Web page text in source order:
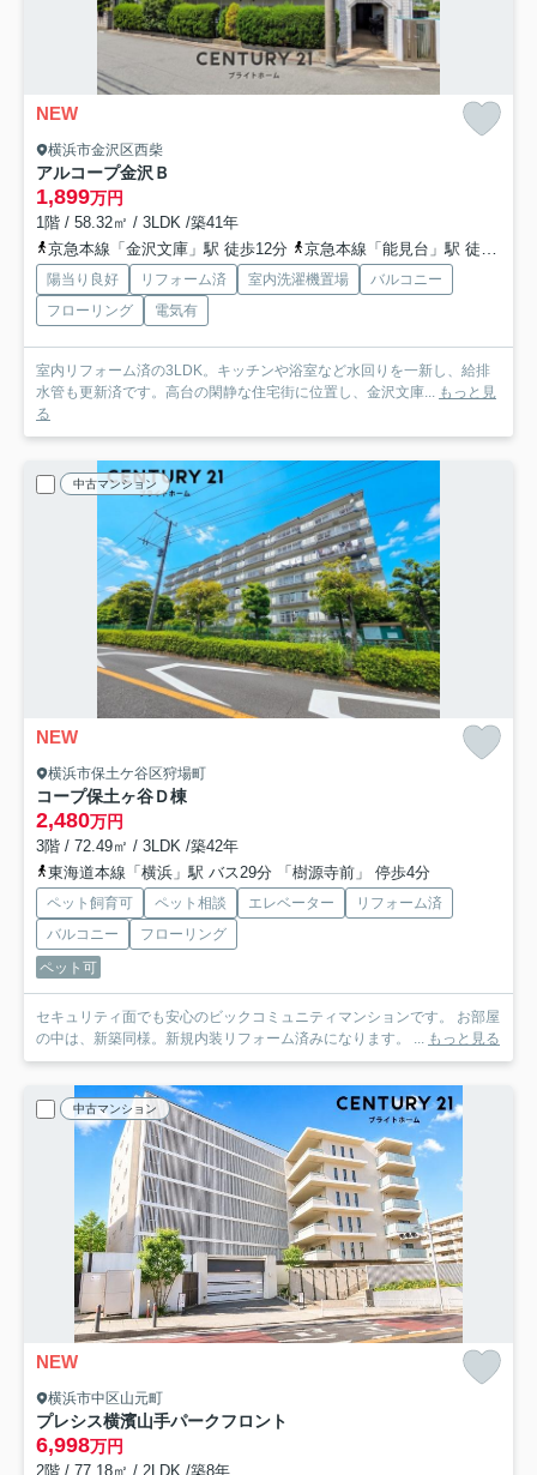
NEW
横浜市金沢区西柴
アルコープ金沢Ｂ
1,899万円
1階 / 58.32㎡ / 3LDK /築41年
京急本線「金沢文庫」駅 徒歩12分
京急本線「能見台」駅 徒歩23分
陽当り良好 リフォーム済 室内洗濯機置場
バルコニー
フローリング
電気有
室内リフォーム済の3LDK。キッチンや浴室など水回りを一新し、給排
水管も更新済です。高台の閑静な住宅街に位置し、金沢文庫... もっと見
る
中古マンション
NEW
横浜市保土ケ谷区狩場町
コープ保土ヶ谷Ｄ棟
2,480万円
3階 / 72.49㎡ / 3LDK /築42年
東海道本線「横浜」駅 バス29分 「樹源寺前」 停歩4分
ペット飼育可 ペット相談 エレベーター
リフォーム済
バルコニー
フローリング
ペット可
セキュリティ面でも安心のビックコミュニティマンションです。 お部屋
の中は、新築同様。新規内装リフォーム済みになります。 ... もっと見る
中古マンション
NEW
横浜市中区山元町
プレシス横濱山手パークフロント
6,998万円
2階 / 77.18㎡ / 2LDK /築8年